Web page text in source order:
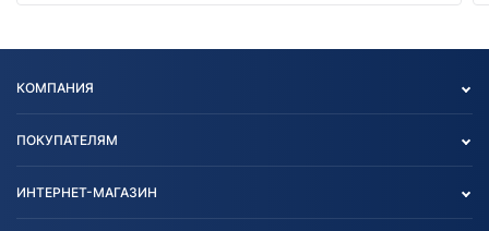
КОМПАНИЯ
ПОКУПАТЕЛЯМ
ИНТЕРНЕТ-МАГАЗИН